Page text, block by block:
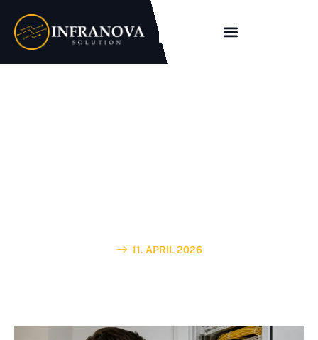
11. APRIL 2026